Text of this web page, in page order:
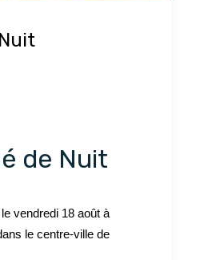
de Nuit
vendredi 18 août à
le centre-ville de